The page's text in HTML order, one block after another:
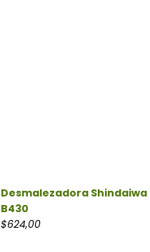
Desmalezadora Shindaiwa
B430
$624,00